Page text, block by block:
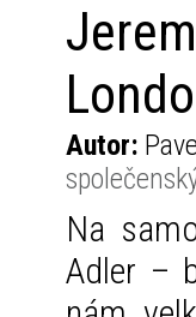
Autor:
Na
Adler –